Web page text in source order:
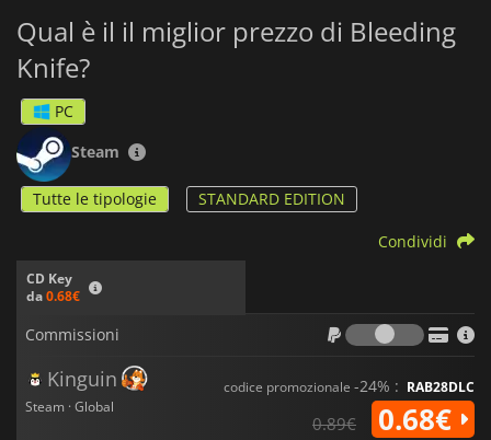
Qual è il il miglior prezzo di Bleeding
Knife?
PC
Steam
Tutte le tipologie STANDARD EDITION
CD Key
da0.68€
Condividi
Commissioni
Kinguin
Steam · Global
codice promozionale -24% : RAB28DLC
0.89€ 0.68€